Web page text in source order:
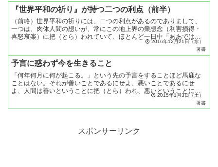
『世界平和の祈り』が持つ二つの利点（前半）
（前略）世界平和の祈りには、二つの利点があるのでありまして、
一つは、肉体人間の想いが、常にこの地上界の業想念（利害損得・
喜怒哀楽）に把（とら）われていて、ほとんど一日中「ああではな
い、こうではない」と、業想念世界の渦のなかをぐるぐる回りし
2016年12月21日（水）
著書
予言に惑わず今を生きること
「何年何月に何が起こる。」という先の予言をすることほど馬鹿な
ことはない。それが善いことであるにせよ、悪いことであるにせ
よ、人間は善いということに把（とら）われ、悪いということに把
われてしまう。そのことはその時になって見ればわかるのです。そ
2015年1月3日（土）
著書
スポンサーリンク